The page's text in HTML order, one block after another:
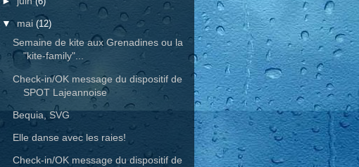
▼mai (12)
Semaine de kite aux Grenadines ou la
"kite-family"...
Check-in/OK message du dispositif de
SPOT Lajeannoise
Bequia, SVG
Elle danse avec les raies!
Check-in/OK message du dispositif de